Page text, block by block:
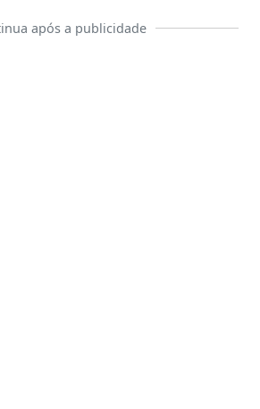
após a publicidade